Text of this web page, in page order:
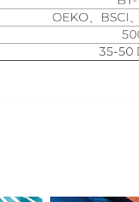
OEKO、BSCI
35-50